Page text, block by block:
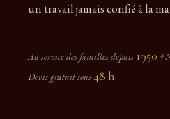
un travail jamais confié à la
Au service des familles depuis 1950 ✦
Devis gratuit sous48 h